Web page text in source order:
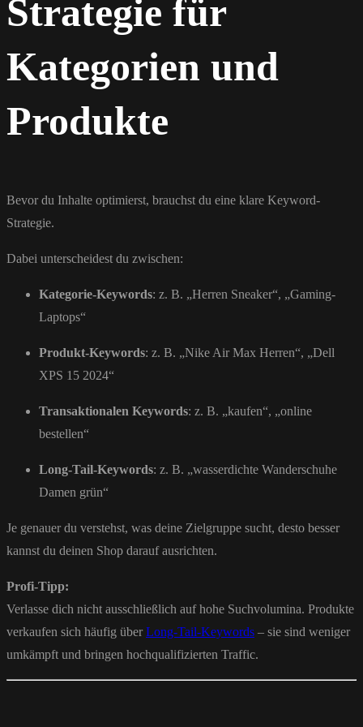
Strategie für
Kategorien und
Produkte
Bevor du Inhalte optimierst, brauchst du eine klare Keyword-
Strategie.
Dabei unterscheidest du zwischen:
Kategorie-Keywords: z. B. „Herren Sneaker“, „Gaming-
Laptops“
Produkt-Keywords: z. B. „Nike Air Max Herren“, „Dell
XPS 15 2024“
Transaktionalen Keywords: z. B. „kaufen“, „online
bestellen“
Long-Tail-Keywords: z. B. „wasserdichte Wanderschuhe
Damen grün“
Je genauer du verstehst, was deine Zielgruppe sucht, desto besser
kannst du deinen Shop darauf ausrichten.
Profi-Tipp:
Verlasse dich nicht ausschließlich auf hohe Suchvolumina. Produkte
verkaufen sich häufig über Long-Tail-Keywords – sie sind weniger
umkämpft und bringen hochqualifizierten Traffic.